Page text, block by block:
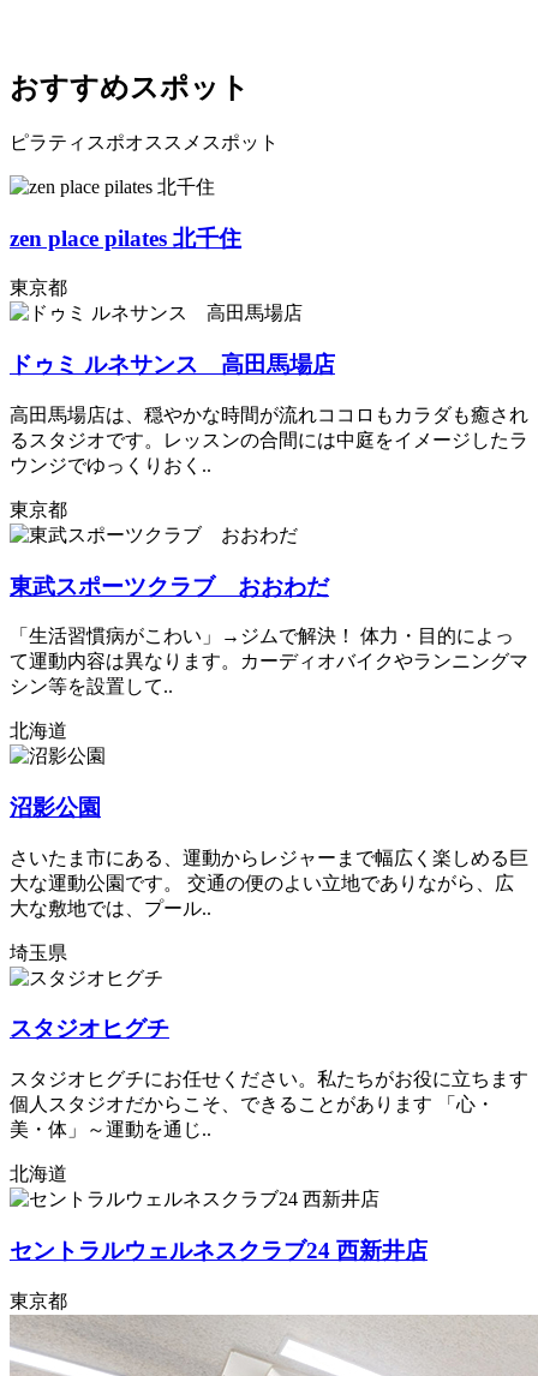
おすすめスポット
ピラティスポオススメスポット
zen place pilates 北千住
東京都
ドゥミ ルネサンス 高田馬場店
高田馬場店は、穏やかな時間が流れココロもカラダも癒され
るスタジオです。レッスンの合間には中庭をイメージしたラ
ウンジでゆっくりおく..
東京都
東武スポーツクラブ おおわだ
「生活習慣病がこわい」→ジムで解決！ 体力・目的によっ
て運動内容は異なります。カーディオバイクやランニングマ
シン等を設置して..
北海道
沼影公園
さいたま市にある、運動からレジャーまで幅広く楽しめる巨
大な運動公園です。 交通の便のよい立地でありながら、広
大な敷地では、プール..
埼玉県
スタジオヒグチ
スタジオヒグチにお任せください。私たちがお役に立ちます
個人スタジオだからこそ、できることがあります 「心・
美・体」～運動を通じ..
北海道
セントラルウェルネスクラブ24 西新井店
東京都